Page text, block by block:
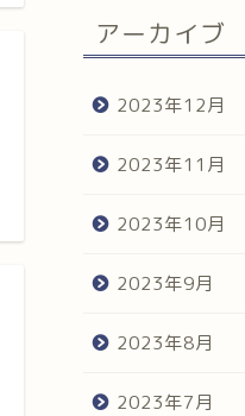
アーカイブ
2023年12月
2023年11月
2023年10月
2023年9月
2023年8月
2023年7月